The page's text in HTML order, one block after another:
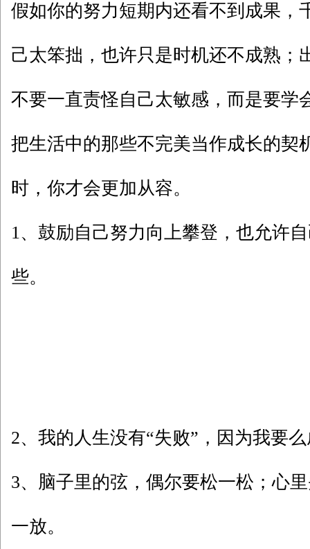
假如你的努力短期内还看不到成果，
己太笨拙，也许只是时机还不成熟；
不要一直责怪自己太敏感，而是要学
把生活中的那些不完美当作成长的契
时，你才会更加从容。
1、鼓励自己努力向上攀登，也允许
些。
2、我的人生没有“失败”，因为我要
3、脑子里的弦，偶尔要松一松；心
一放。